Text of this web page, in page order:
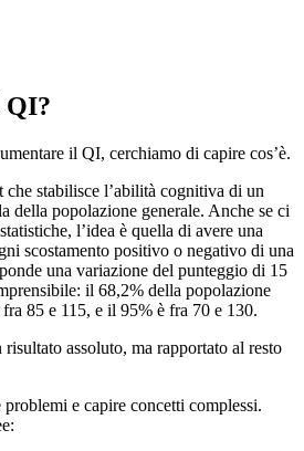
QI?
il QI, cerchiamo di capire cos’è.
stabilisce l’abilità cognitiva di un
della popolazione generale. Anche se ci
l’idea è quella di avere una
scostamento positivo o negativo di una
una variazione del punteggio di 15
il 68,2% della popolazione
85 e 115, e il 95% è fra 70 e 130.
assoluto, ma rapportato al resto
e capire concetti complessi.